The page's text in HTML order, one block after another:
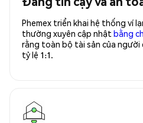
Phemex triển khai hệ thống ví
thường xuyên cập nhật bằng
rằng toàn bộ tài sản của
tỷ lệ 1:1.